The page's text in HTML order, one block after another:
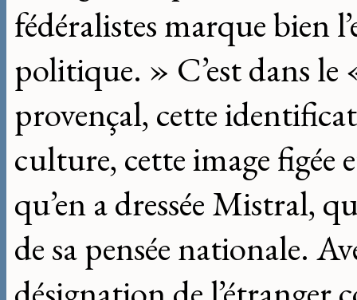
fédéralistes marque bien
politique. » C’est dans
provençal, cette
culture, cette image
qu’en a dressée Mistral,
de sa pensée nationale.